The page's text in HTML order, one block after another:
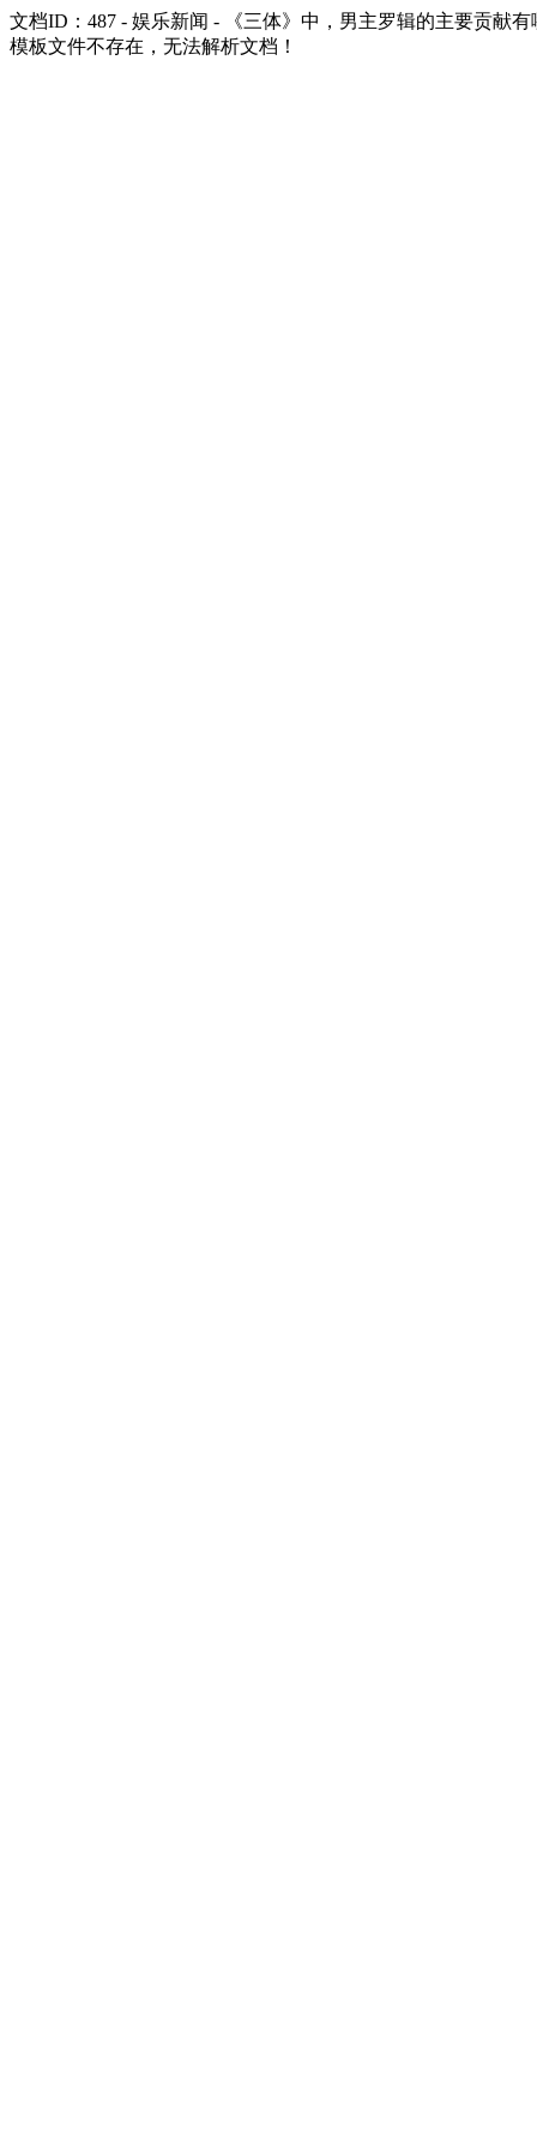
文档ID：487 - 娱乐新闻 - 《三体》中，男主罗辑的主要贡献有
模板文件不存在，无法解析文档！